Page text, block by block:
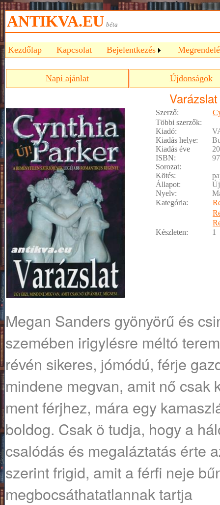
ANTIKVA.EU béta
Kezdőlap Kapcsolat Bejelentkezés
Napi ajánlat Újdonságok
Varázslat
Szerző:
Többi szerzők:
Kiadó:
Kiadás helye:
Kiadás éve
ISBN:
Sorozat:
Kötés:
Állapot:
Nyelv:
Kategória:
Készleten:
1
Megan Sanders gyönyörű és
szemében irigylésre méltó
révén sikeres, jómódú, férje
mindene megvan, amit nő csak
ment férjhez, mára egy
boldog. Csak ö tudja, hogy a
csalódás és megaláztatás érte
szerint frigid, amit a férfi neje
megbocsáthatatlannak tartja